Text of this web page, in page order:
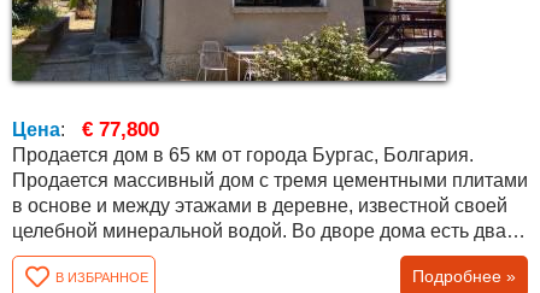
Цена: € 77,800
Продается дом в 65 км от города Бургас, Болгария.
Продается массивный дом с тремя цементными плитами
в основе и между этажами в деревне, известной своей
целебной минеральной водой. Во дворе дома есть два
больших подсобных помещения для инструментов,
инвентаря и других вещей. Соседи живут круглый год.
В ИЗБРАННОЕ Подробнее »